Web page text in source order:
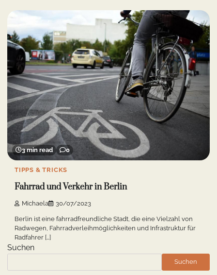
3 min read 0
TIPPS & TRICKS
Fahrrad und Verkehr in Berlin
Michaela 30/07/2023
Berlin ist eine fahrradfreundliche Stadt, die eine Vielzahl von
Radwegen, Fahrradverleihmöglichkeiten und Infrastruktur für
Radfahrer […]
Suchen
Suchen